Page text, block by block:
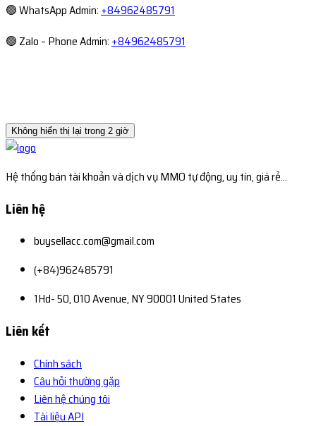
🟢 WhatsApp Admin: +84962485791
🟢 Zalo – Phone Admin: +84962485791
Không hiển thị lại trong 2 giờ
Hệ thống bán tài khoản và dịch vụ MMO tự động, uy tín, giá rẻ...
Liên hệ
buysellacc.com@gmail.com
(+84)962485791
1Hd- 50, 010 Avenue, NY 90001 United States
Liên kết
Chính sách
Câu hỏi thường gặp
Liên hệ chúng tôi
Tài liệu API